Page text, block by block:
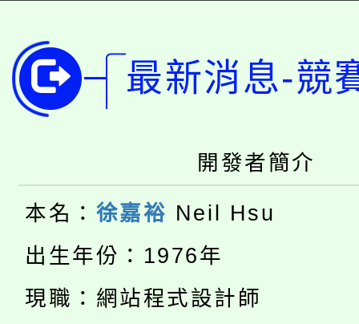
版
公告本校115學年度第
代理(課)教師甄選結果(
「2026金融保險知識
生本土語及新住民語歌
公告本校115學年度第
代理(課)教師甄選結果(
公告本校115學年度第
代理(課)教師甄選結果(
轉知中國文化大學推廣
《TA101》溝通分析基
淨零綠生活教案入校路
最新消息-競
開發者簡介
本名： 徐嘉裕 Neil Hsu
出生年份：1976年
現職：網站程式設計師